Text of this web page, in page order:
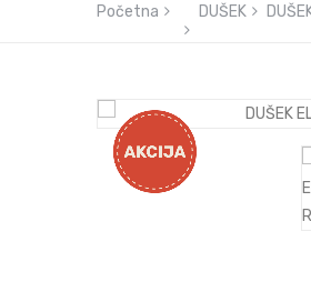
Početna DUŠEK